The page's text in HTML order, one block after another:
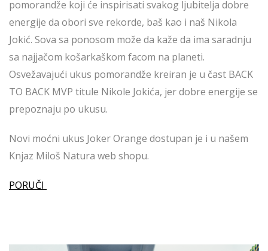
pomorandže koji će inspirisati svakog ljubitelja dobre
energije da obori sve rekorde, baš kao i naš Nikola
Jokić. Sova sa ponosom može da kaže da ima saradnju
sa najjačom košarkaškom facom na planeti.
Osvežavajući ukus pomorandže kreiran je u čast BACK
TO BACK MVP titule Nikole Jokića, jer dobre energije se
prepoznaju po ukusu.
Novi moćni ukus Joker Orange dostupan je i u našem
Knjaz Miloš Natura web shopu.
PORUČI